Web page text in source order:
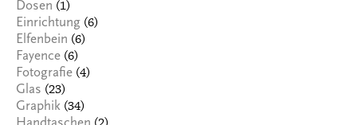
Dosen (1)
Einrichtung (6)
Elfenbein (6)
Fayence (6)
Fotografie (4)
Glas (23)
Graphik (34)